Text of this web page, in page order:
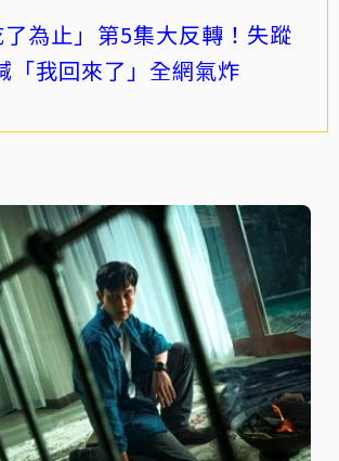
了為止」第5集大反轉！失蹤
「我回來了」全網氣炸